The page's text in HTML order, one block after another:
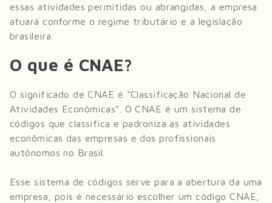
essas atividades permitidas ou abrangidas, a empresa
atuará conforme o regime tributário e a legislação
brasileira.
O que é CNAE?
O significado de CNAE é “Classificação Nacional de
Atividades Econômicas”. O CNAE é um sistema de
códigos que classifica e padroniza as atividades
econômicas das empresas e dos profissionais
autônomos no Brasil.
Esse sistema de códigos serve para a abertura da uma
empresa, pois é necessário escolher um código CNAE,